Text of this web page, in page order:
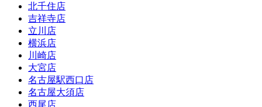
北千住店
吉祥寺店
立川店
横浜店
川崎店
大宮店
名古屋駅西口店
名古屋大須店
西尾店